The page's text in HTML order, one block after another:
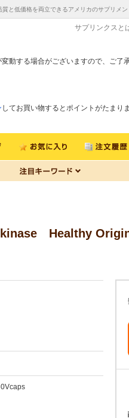
と低価格を両立できるアメリカのサプリメン
サプリンクスと
動する場合がございますので、ご了
してお買い物するとポイントがたまり
Healthy